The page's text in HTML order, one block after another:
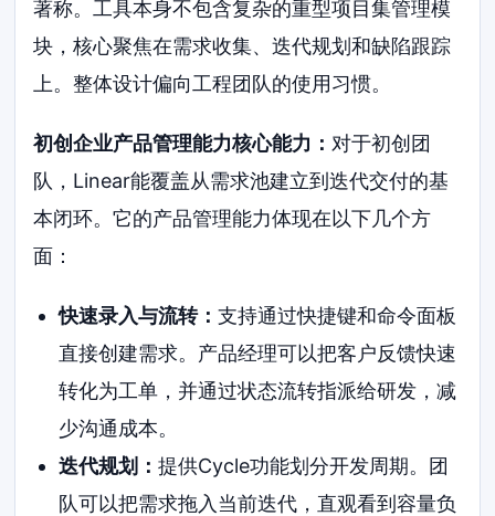
著称。工具本身不包含复杂的重型项目集管理模
块，核心聚焦在需求收集、迭代规划和缺陷跟踪
上。整体设计偏向工程团队的使用习惯。
初创企业产品管理能力核心能力： 对于初创团
队，Linear能覆盖从需求池建立到迭代交付的基
本闭环。它的产品管理能力体现在以下几个方
面：
快速录入与流转： 支持通过快捷键和命令面板
直接创建需求。产品经理可以把客户反馈快速
转化为工单，并通过状态流转指派给研发，减
少沟通成本。
迭代规划： 提供Cycle功能划分开发周期。团
队可以把需求拖入当前迭代，直观看到容量负